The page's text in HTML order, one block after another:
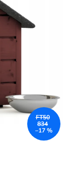
FT50
834
–17 %